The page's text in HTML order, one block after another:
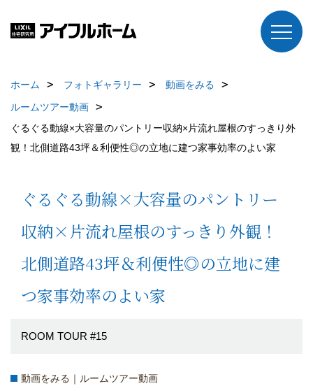
ホーム フォトギャラリー
動画をみる
ルームツアー動画
ぐるぐる動線×大容量のパントリー収納×片流れ屋根のすっきり外
観！北側道路43坪＆利便性◎の立地に建つ家事効率のよい家
ぐるぐる動線×大容量のパントリー
収納×片流れ屋根のすっきり外観！
北側道路43坪＆利便性◎の立地に建
つ家事効率のよい家
ROOM TOUR #15
動画をみる｜ルームツアー動画